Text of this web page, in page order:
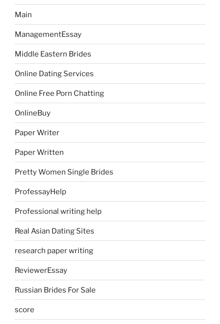
Main
ManagementEssay
Middle Eastern Brides
Online Dating Services
Online Free Porn Chatting
OnlineBuy
Paper Writer
Paper Written
Pretty Women Single Brides
ProfessayHelp
Professional writing help
Real Asian Dating Sites
research paper writing
ReviewerEssay
Russian Brides For Sale
score